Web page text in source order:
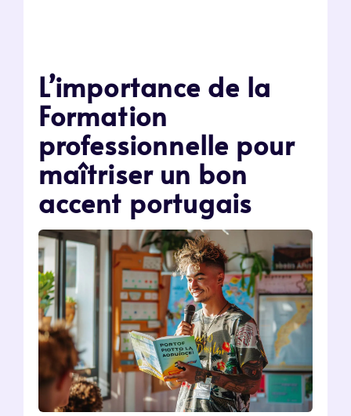
L’importance de la
Formation
professionnelle pour
maîtriser un bon
accent portugais